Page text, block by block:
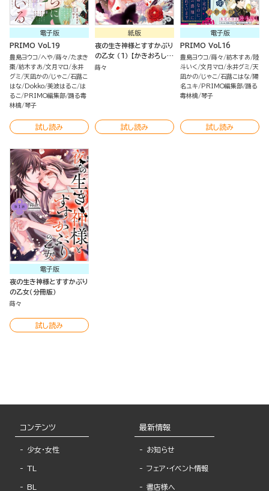
電子版
PRIMO Vol.19
豊島ヨウコ へや 蒔々 たまき
棗 紡木すあ 文月マロ
永井
グミ 天凪かの じゃこ 石蕗こ
はな
Dokko 美波はるこ
は
るこ
PRIMO編集部 踊る毒
林檎 琴子
試し読み
紙版
夜の生き神様とすすかぶり
の乙女 （1） 【かきおろし漫
画＆電子限定ペーパー付】
蒔々
試し読み
電子版
PRIMO Vol.16
豊島ヨウコ 蒔々 紡木すあ
陸
斗いく 文月マロ 永井グミ 天
凪かの じゃこ 石蕗こはな 陽
名ユキ
PRIMO編集部 踊る
毒林檎 琴子
試し読み
電子版
夜の生き神様とすすかぶり
の乙女（分冊版）
蒔々
試し読み
コンテンツ
少女・女性
TL
BL
最新情報
お知らせ
フェア・イベント情報
書店様へ